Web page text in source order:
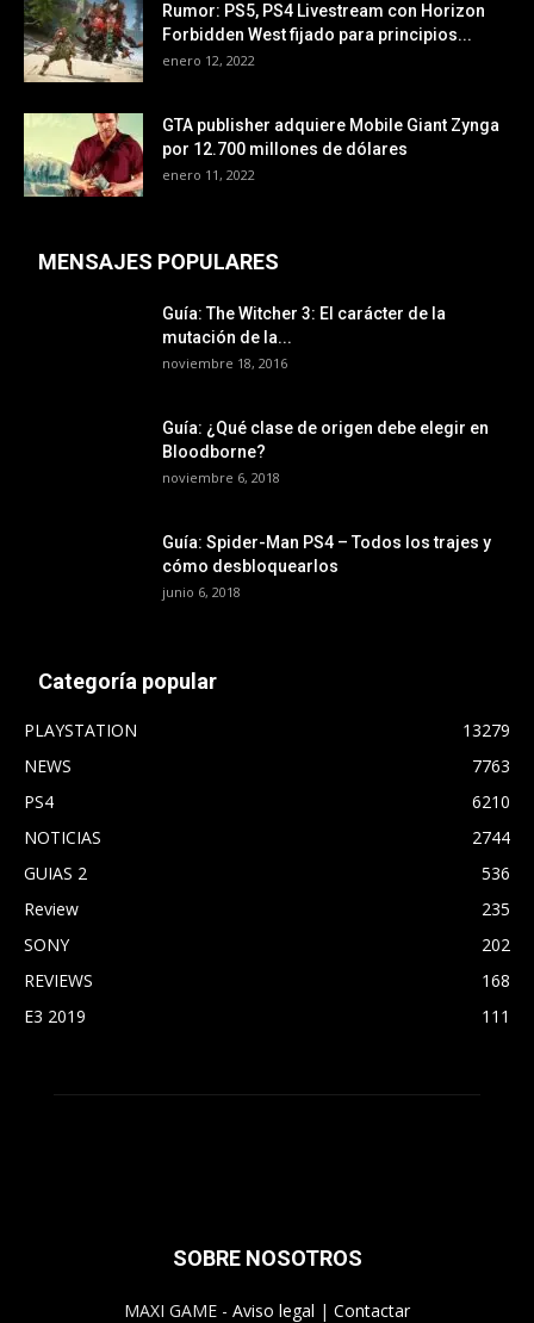
Rumor: PS5, PS4 Livestream con Horizon
Forbidden West fijado para principios...
enero 12, 2022
GTA publisher adquiere Mobile Giant Zynga
por 12.700 millones de dólares
enero 11, 2022
MENSAJES POPULARES
Guía: The Witcher 3: El carácter de la
mutación de la...
noviembre 18, 2016
Guía: ¿Qué clase de origen debe elegir en
Bloodborne?
noviembre 6, 2018
Guía: Spider-Man PS4 – Todos los trajes y
cómo desbloquearlos
junio 6, 2018
Categoría popular
PLAYSTATION
13279
NEWS
7763
PS4
6210
NOTICIAS
2744
GUIAS 2
536
Review
235
SONY
202
REVIEWS
168
E3 2019
111
SOBRE NOSOTROS
MAXI GAME - Aviso legal | Contactar